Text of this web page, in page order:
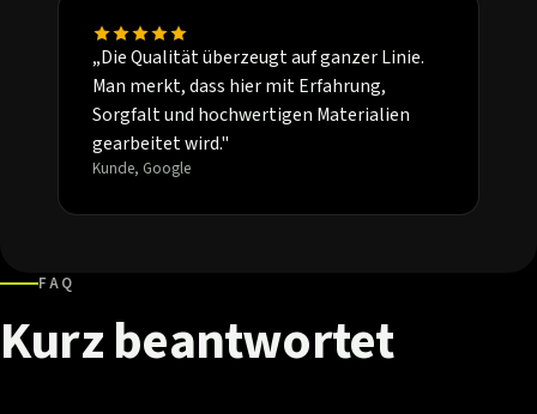
„Die Qualität überzeugt auf ganzer Linie.
Man merkt, dass hier mit Erfahrung,
Sorgfalt und hochwertigen Materialien
gearbeitet wird."
Kunde, Google
FAQ
Kurzbeantwortet